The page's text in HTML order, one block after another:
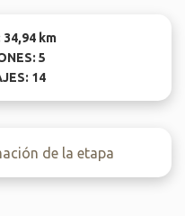
34,94 km
5
14
de la etapa